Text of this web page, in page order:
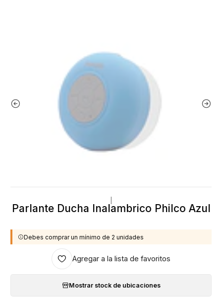
Parlante Ducha Inalambrico Philco Azul
Debes comprar un mínimo de 2 unidades
Agregar a la lista de favoritos
Mostrar stock de ubicaciones